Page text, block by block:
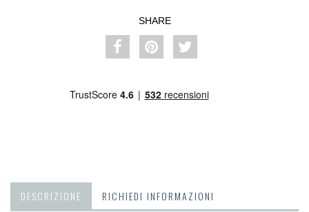
SHARE
DESCRIZIONE RICHIEDI INFORMAZIONI